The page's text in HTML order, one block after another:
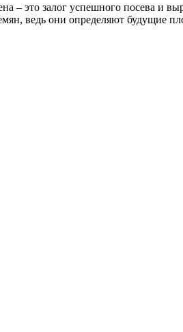
– это залог успешного посева и
ведь они определяют будущие